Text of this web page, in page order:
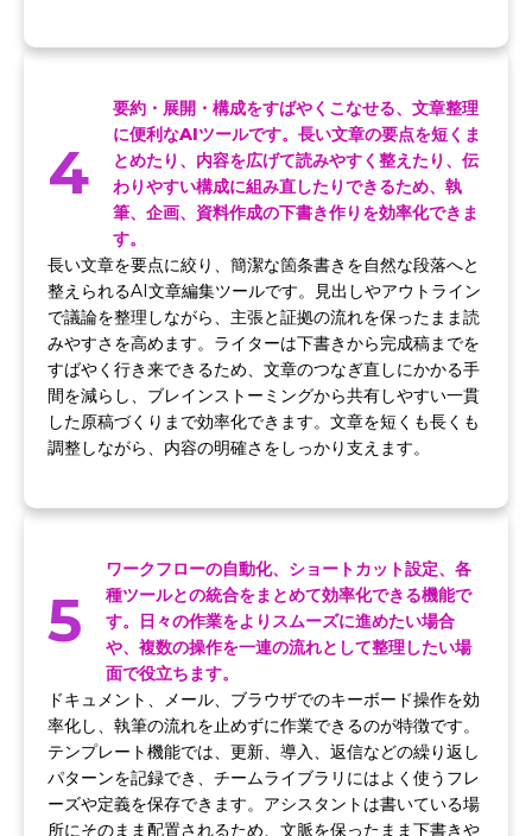
4
要約・展開・構成をすばやくこなせる、文章整理
に便利なAIツールです。長い文章の要点を短くま
とめたり、内容を広げて読みやすく整えたり、伝
わりやすい構成に組み直したりできるため、執
筆、企画、資料作成の下書き作りを効率化できま
す。
長い文章を要点に絞り、簡潔な箇条書きを自然な段落へと
整えられるAI文章編集ツールです。見出しやアウトライン
で議論を整理しながら、主張と証拠の流れを保ったまま読
みやすさを高めます。ライターは下書きから完成稿までを
すばやく行き来できるため、文章のつなぎ直しにかかる手
間を減らし、ブレインストーミングから共有しやすい一貫
した原稿づくりまで効率化できます。文章を短くも長くも
調整しながら、内容の明確さをしっかり支えます。
5
ワークフローの自動化、ショートカット設定、各
種ツールとの統合をまとめて効率化できる機能で
す。日々の作業をよりスムーズに進めたい場合
や、複数の操作を一連の流れとして整理したい場
面で役立ちます。
ドキュメント、メール、ブラウザでのキーボード操作を効
率化し、執筆の流れを止めずに作業できるのが特徴です。
テンプレート機能では、更新、導入、返信などの繰り返し
パターンを記録でき、チームライブラリにはよく使うフレ
ーズや定義を保存できます。アシスタントは書いている場
所にそのまま配置されるため、文脈を保ったまま下書きや